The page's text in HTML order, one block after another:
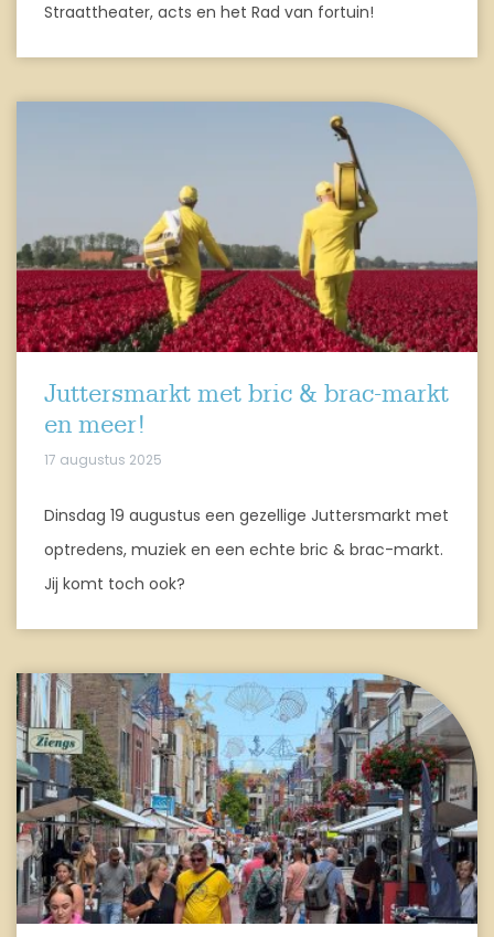
Straattheater, acts en het Rad van fortuin!
Juttersmarkt met bric & brac-markt
en meer!
17 augustus 2025
Dinsdag 19 augustus een gezellige Juttersmarkt met
optredens, muziek en een echte bric & brac-markt.
Jij komt toch ook?